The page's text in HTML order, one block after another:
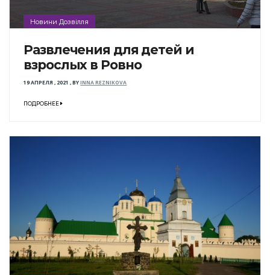
Новини Дозвілля
Развлечения для детей и
взрослых в Ровно
19 АПРЕЛЯ , 2021 ,BYINNA REZNIKOVA
ПОДРОБНЕЕ